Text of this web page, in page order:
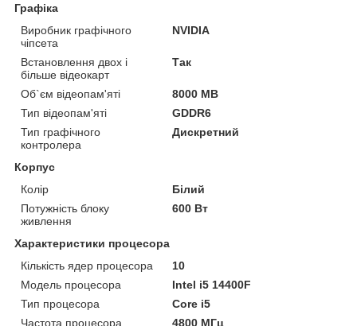
Графіка
Виробник графічного
чіпсета
NVIDIA
Встановлення двох і
більше відеокарт
Так
Об`єм відеопам'яті
8000 MB
Тип відеопам'яті
GDDR6
Тип графічного
контролера
Дискретний
Корпус
Колір
Білий
Потужність блоку
живлення
600 Вт
Характеристики процесора
Кількість ядер процесора
10
Модель процесора
Intel i5 14400F
Тип процесора
Core i5
Частота процесора
4800 МГц